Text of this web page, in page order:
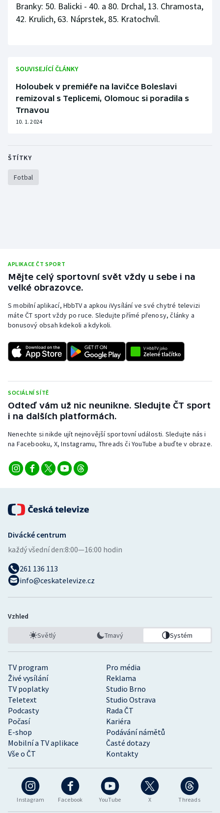
Branky: 50. Balicki - 40. a 80. Drchal, 13. Chramosta,
42. Krulich, 63. Náprstek, 85. Kratochvíl.
SOUVISEJÍCÍ ČLÁNKY
Holoubek v premiéře na lavičce Boleslavi
remizoval s Teplicemi, Olomouc si poradila s
Trnavou
10. 1. 2024
ŠTÍTKY
Fotbal
APLIKACE ČT SPORT
Mějte celý sportovní svět vždy u sebe i na
velké obrazovce.
S mobilní aplikací, HbbTV a apkou iVysílání ve své chytré televizi
máte ČT sport vždy po ruce. Sledujte přímé přenosy, články a
bonusový obsah kdekoli a kdykoli.
SOCIÁLNÍ SÍTĚ
Odteď vám už nic neunikne. Sledujte ČT sport
i na dalších platformách.
Nenechte si nikde ujít nejnovější sportovní události. Sledujte nás i
na Facebooku, X, Instagramu, Threads či YouTube a buďte v obraze.
Instagram Facebook YouTube X Threads
TV program
Pro média
Živé vysílání
Reklama
TV poplatky
Studio Brno
Teletext
Studio Ostrava
Podcasty
Rada ČT
Počasí
Kariéra
E-shop
Podávání námětů
Mobilní a TV aplikace
Časté dotazy
Vše o ČT
Kontakty
Divácké centrum
každý všední den:8:00—16:00 hodin
261 136 113
info@ceskatelevize.cz
Vzhled
Světlý Tmavý Systém